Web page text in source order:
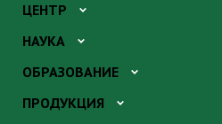
ЦЕНТР
НАУКА
ОБРАЗОВАНИЕ
ПРОДУКЦИЯ